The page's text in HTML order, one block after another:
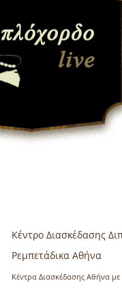
Κέντρο Διασκέδασης
Ρεμπετάδικα Αθήνα
Κέντρα Διασκέδασης Αθήνα